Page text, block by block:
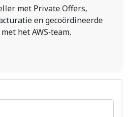
met Private Offers,
en gecoördineerde
het AWS-team.